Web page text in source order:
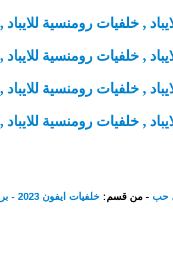
حب - من قسم: خلفيات ايفون 2023 - برامج iPhone 2023 - العاب ايفون